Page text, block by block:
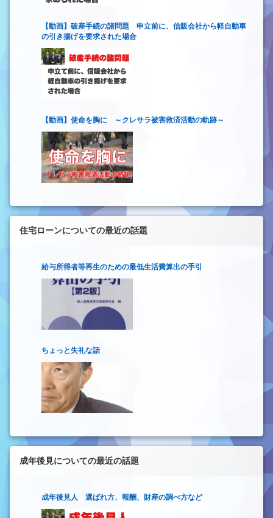
【動画】破産手続の諸問題 申立前に、信販会社から軽自動車
の引き揚げを要求された場合
【動画】使命を胸に ～クレサラ被害救済活動の軌跡～
住宅ローンについての最近の話題
給与所得者等再生のための最低生活費算出の手引
ちょっと失礼な話
成年後見についての最近の話題
成年後見人 選ばれ方、報酬、財産の調べ方など